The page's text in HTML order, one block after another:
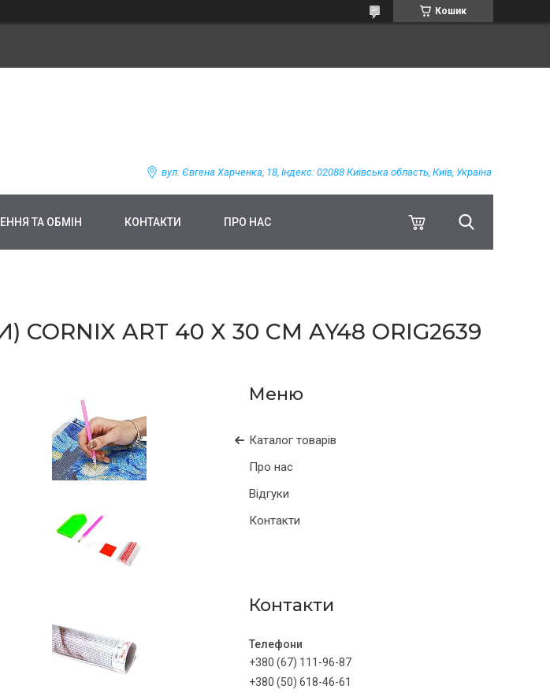
Кошик
вул. Євгена Харченка, 18, Індекс: 02088 Київська область, Київ, Україна
ТА ОБМІН КОНТАКТИ ПРО НАС
ART 40 X 30 СМ AY48 ORIG2639
Каталог товарів
Про нас
Відгуки
Контакти
Контакти
+380 (67) 111-96-87
+380 (50) 618-46-61